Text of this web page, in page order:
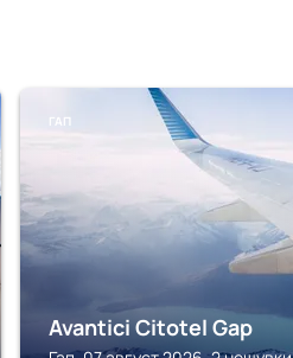
ГАП
Avantici Citotel Gap